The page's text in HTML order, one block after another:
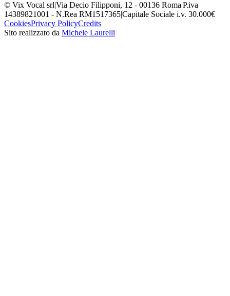
© Vix Vocal srlVia Decio Filipponi, 12 - 00136 RomaP.iva
14389821001 - N.Rea RM1517365Capitale Sociale i.v. 30.000€
CookiesPrivacy PolicyCredits
Sito realizzato da Michele Laurelli